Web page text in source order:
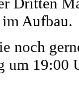
Aufbau.
noch
um 19:00